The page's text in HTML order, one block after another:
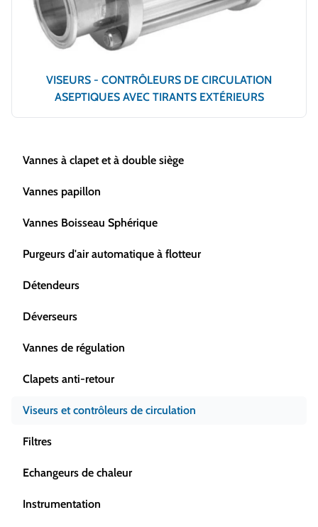
Vannes à clapet et à double siège
Vannes papillon
Vannes Boisseau Sphérique
Purgeurs d'air automatique à flotteur
Détendeurs
Déverseurs
Vannes de régulation
Clapets anti-retour
Viseurs et contrôleurs de circulation
Filtres
Echangeurs de chaleur
Instrumentation
VISEURS - CONTRÔLEURS DE CIRCULATION
ASEPTIQUES AVEC TIRANTS EXTÉRIEURS